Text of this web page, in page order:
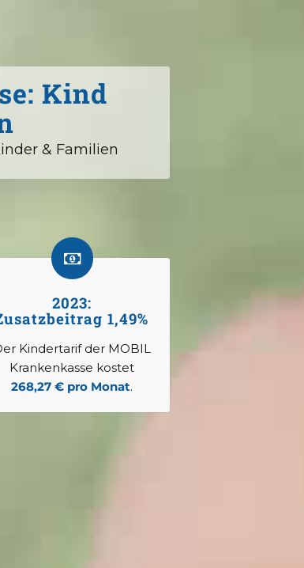
Kind
& Familien
2023:
1,49%
Kindertarif der MOBIL
Krankenkasse kostet
268,27 € pro Monat.